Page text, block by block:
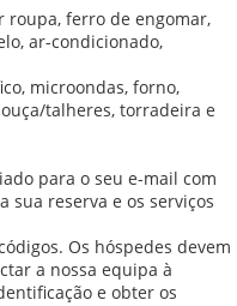
roupa, ferro de engomar,
ar-condicionado,
microondas, forno,
talheres, torradeira e
para o seu e-mail com
sua reserva e os serviços
Os hóspedes devem
a nossa equipa à
e obter os